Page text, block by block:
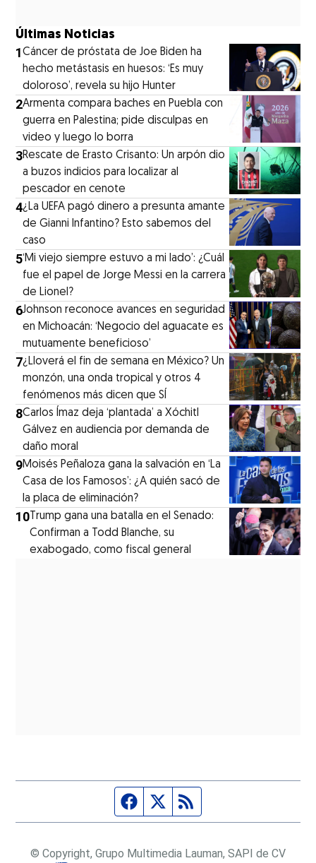
Últimas Noticias
1Cáncer de próstata de Joe Biden ha
hecho metástasis en huesos: ‘Es muy
doloroso’, revela su hijo Hunter
2Armenta compara baches en Puebla con
guerra en Palestina; pide disculpas en
video y luego lo borra
3Rescate de Erasto Crisanto: Un arpón dio
a buzos indicios para localizar al
pescador en cenote
4¿La UEFA pagó dinero a presunta amante
de Gianni Infantino? Esto sabemos del
caso
5‘Mi viejo siempre estuvo a mi lado’: ¿Cuál
fue el papel de Jorge Messi en la carrera
de Lionel?
6Johnson reconoce avances en seguridad
en Michoacán: ‘Negocio del aguacate es
mutuamente beneficioso’
7¿Lloverá el fin de semana en México? Un
monzón, una onda tropical y otros 4
fenómenos más dicen que SÍ
8Carlos Ímaz deja ‘plantada’ a Xóchitl
Gálvez en audiencia por demanda de
daño moral
9Moisés Peñaloza gana la salvación en ‘La
Casa de los Famosos’: ¿A quién sacó de
la placa de eliminación?
10 Trump gana una batalla en el Senado:
Confirman a Todd Blanche, su
exabogado, como fiscal general
Página de Facebook
Fuente Twitter
© Copyright, Grupo Multimedia Lauman, SAPI de CV